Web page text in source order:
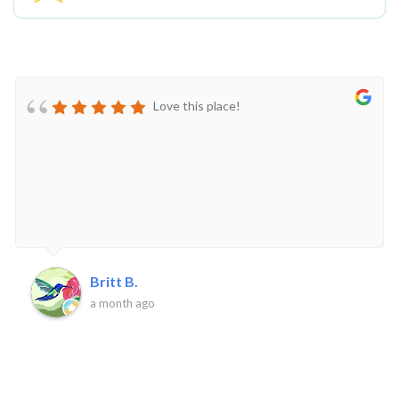
Love this place!
Britt B.
a month ago